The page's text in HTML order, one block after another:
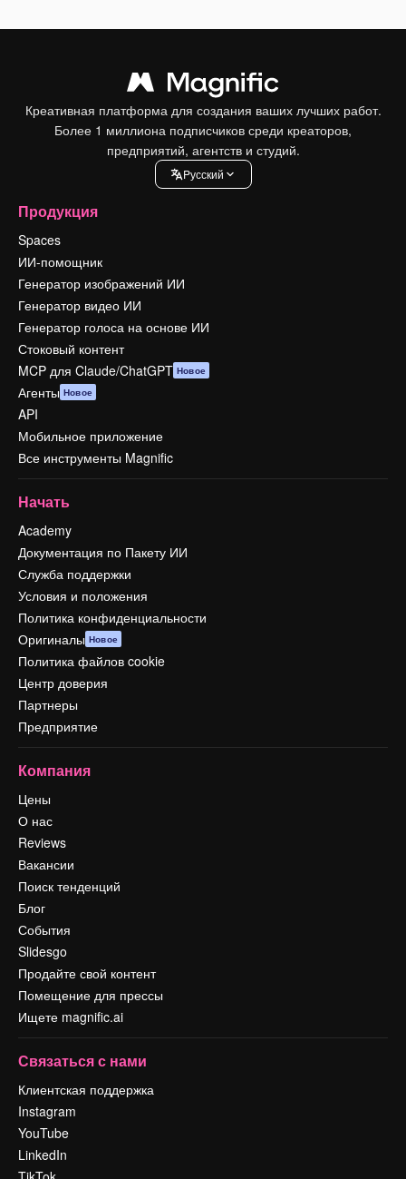
Креативная платформа для создания ваших лучших работ.
Более 1 миллиона подписчиков среди креаторов,
предприятий, агентств и студий.
Pусский
Продукция
Spaces
ИИ-помощник
Генератор изображений ИИ
Генератор видео ИИ
Генератор голоса на основе ИИ
Стоковый контент
MCP для Claude/ChatGPT Новое
Агенты Новое
API
Мобильное приложение
Все инструменты Magnific
Начать
Academy
Документация по Пакету ИИ
Служба поддержки
Условия и положения
Политика конфиденциальности
Оригиналы Новое
Политика файлов cookie
Центр доверия
Партнеры
Предприятие
Компания
Цены
О нас
Reviews
Вакансии
Поиск тенденций
Блог
События
Slidesgo
Продайте свой контент
Помещение для прессы
Ищете magnific.ai
Связаться с нами
Клиентская поддержка
Instagram
YouTube
LinkedIn